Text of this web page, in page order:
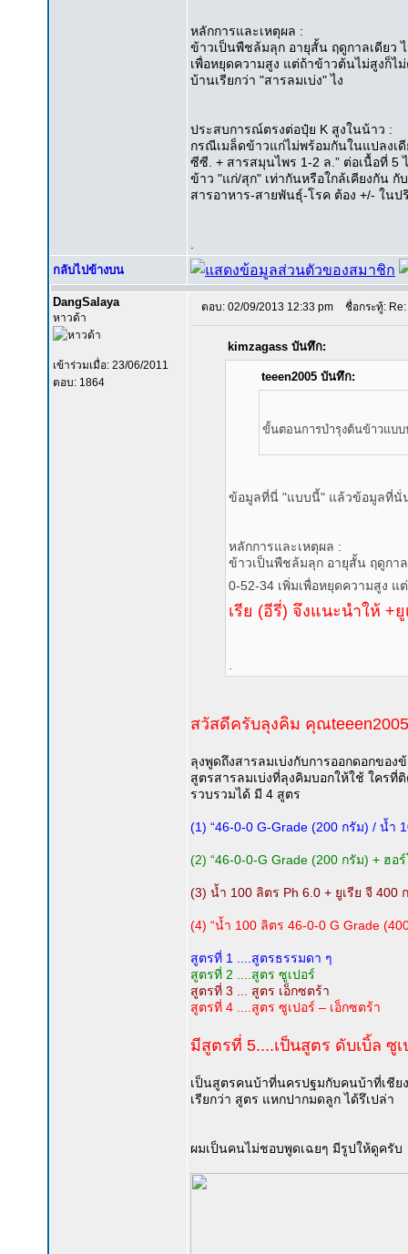
หลักการและเหตุผล :
ข้าวเป็นพืชล้มลุก อายุสั้น ฤดูกาลเดียว
เพื่อหยุดความสูง แต่ถ้าข้าวต้นไม่สูงก็ไ
บ้านเรียกว่า "สารลมเบ่ง" ไง
ประสบการณ์ตรงต่อปุ๋ย K สูงในน้าว :
กรณีเมล็ดข้าวแก่ไม่พร้อมกันในแปลงเ
ซีซี. + สารสมุนไพร 1-2 ล.” ต่อเนื้อที่ 5
ข้าว "แก่/สุก" เท่ากันหรือใกล้เคียงกัน
สารอาหาร-สายพันธุ์-โรค ต้อง +/- ใน
กลับไปข้างบน
DangSalaya
หาวด้า
เข้าร่วมเมื่อ: 23/06/2011
ตอบ: 1864
ตอบ: 02/09/2013 12:33 pm ชื่อกระทู้:
kimzagass บันทึก:
teeen2005 บันทึก:
ขั้นตอนการบำรุงต้นข้าวแบ
ข้อมูลที่นี่ "แบบนี้" แล้วข้อมูลที่นั่
หลักการและเหตุผล :
ข้าวเป็นพืชล้มลุก อายุสั้น ฤดูกา
0-52-34 เพิ่มเพื่อหยุดความสูง
เรีย (อีรี่) จึงแนะนำให้ +
สวัสดีครับลุงคิม คุณ
ลุงพูดถึงสารลมเบ่งกับการออกดอกของ
สูตรสารลมเบ่งที่ลุงคิมบอกให้ใช้ ใครที่
รวบรวมได้ มี 4 สูตร
(1) “46-0-0 G-Grade (200 กรัม) / น้ำ
(2) “46-0-0-G Grade (200 กรัม) + ฮ
(3) น้ำ 100 ลิตร Ph 6.0 + ยูเรีย จี
(4) “น้ำ 100 ลิตร 46-0-0 G Grade
สูตรที่ 1 ....สูตรธรรมดา ๆ
สูตรที่ 2 ....สูตร ซูเปอร์
สูตรที่ 3 ... สูตร เอ็กซตร้า
สูตรที่ 4 ....สูตร ซูเปอร์ – เอ็กซตร้า
มีสูตรที่ 5....เป็นสูตร ดับเบิ้ล ซู
เป็นสูตรคนบ้าที่นครปฐมกับคนบ้าที่เชีย
เรียกว่า สูตร แหกปากมดลูก ได้รึเปล่า
ผมเป็นคนไม่ชอบพูดเฉยๆ มีรูปให้ดูครับ